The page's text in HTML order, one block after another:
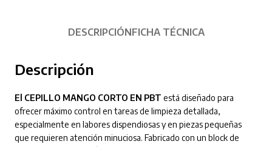
DESCRIPCIÓNFICHA TÉCNICA
Descripción
El CEPILLO MANGO CORTO EN PBT está diseñado para
ofrecer máximo control en tareas de limpieza detallada,
especialmente en labores dispendiosas y en piezas pequeñas
que requieren atención minuciosa. Fabricado con un block de